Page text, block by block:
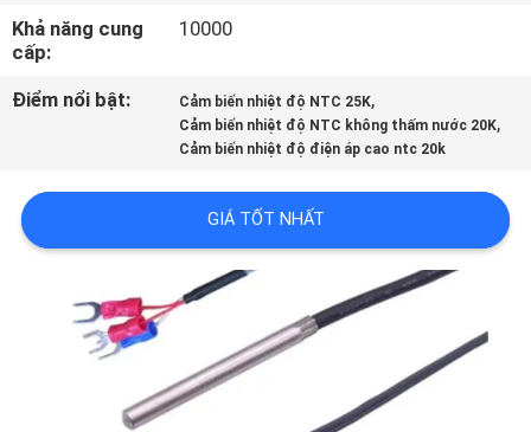
MÁY
CHẤT
LƯỢNG
Khả năng cung
cấp:
10000
Điểm nổi bật: Cảm biến nhiệt độ NTC 25K,
Cảm biến nhiệt độ NTC không thấm nước 20K,
Cảm biến nhiệt độ điện áp cao ntc 20k
GIÁ TỐT NHẤT